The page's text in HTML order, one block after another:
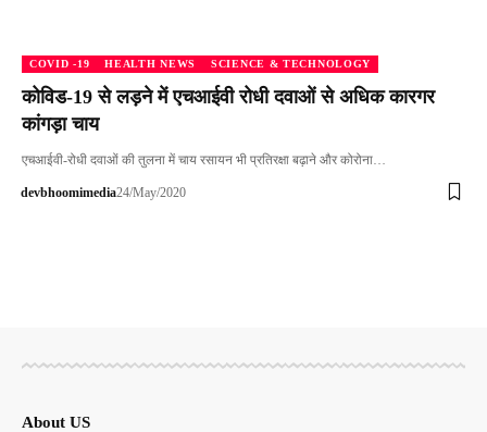
COVID -19 HEALTH NEWS SCIENCE & TECHNOLOGY
कोविड-19 से लड़ने में एचआईवी रोधी दवाओं से अधिक कारगर
कांगड़ा चाय
एचआईवी-रोधी दवाओं की तुलना में चाय रसायन भी प्रतिरक्षा बढ़ाने और कोरोना…
devbhoomimedia24/May/2020
About US